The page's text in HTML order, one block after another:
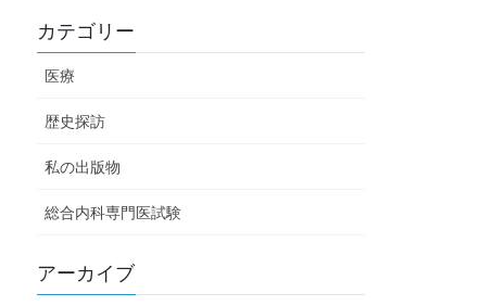
カテゴリー
医療
歴史探訪
私の出版物
総合内科専門医試験
アーカイブ